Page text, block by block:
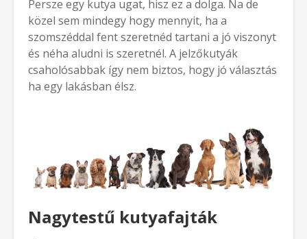
Persze egy kutya ugat, hisz ez a dolga. Na de
közel sem mindegy hogy mennyit, ha a
szomszéddal fent szeretnéd tartani a jó viszonyt
és néha aludni is szeretnél. A jelzőkutyák
csaholósabbak így nem biztos, hogy jó választás
ha egy lakásban élsz.
Nagytestű kutyafajták